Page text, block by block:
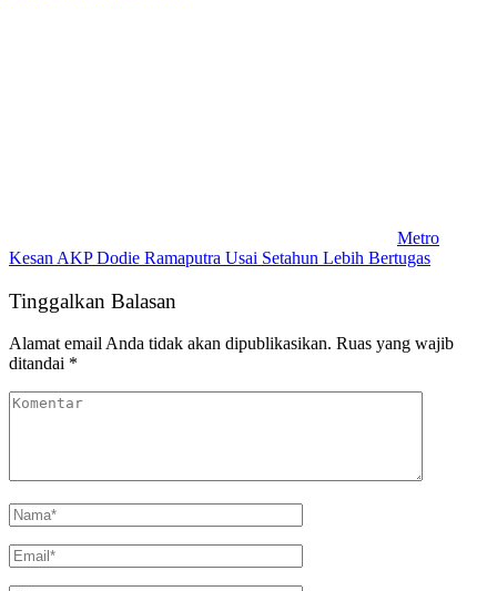
Metro
Kesan AKP Dodie Ramaputra Usai Setahun Lebih Bertugas
Tinggalkan Balasan
Alamat email Anda tidak akan dipublikasikan. Ruas yang wajib
ditandai *